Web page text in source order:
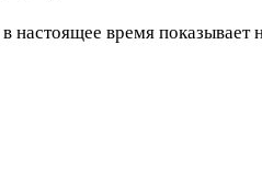
время показывает